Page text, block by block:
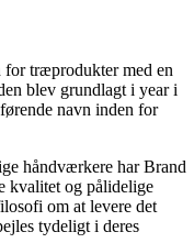
for træprodukter med en
blev grundlagt i year i
navn inden for
håndværkere har Brand
kvalitet og pålidelige
om at levere det
tydeligt i deres